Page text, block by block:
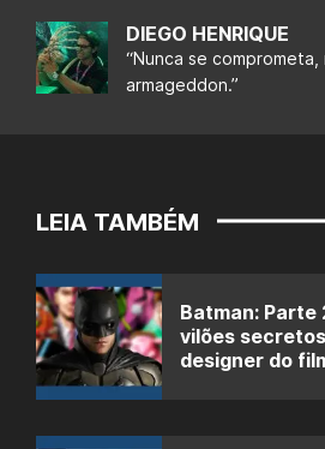
DIEGO HENRIQUE
“Nunca se
armageddon.”
LEIA TAMBÉM
Batman:
vilões
designer do